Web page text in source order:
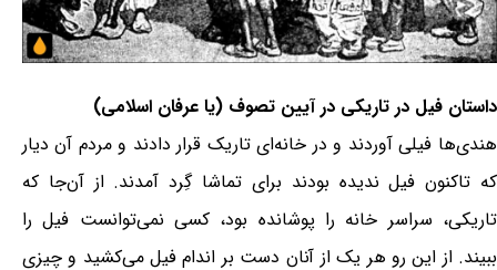
داستان فیل در تاریکی در آیین تصوف (یا عرفان اسلامی)
هندی‌ها فیلی آوردند و در خانه‌ای تاریک قرار دادند و مردم آن دیار
که تاکنون فیل ندیده بودند برای تماشا گِرد آمدند. از آن‌جا که
تاریکی، سراسر خانه را پوشانده بود، کسی نمی‌توانست فیل را
ببیند. از این رو هر یک از آنان دست بر اندام فیل می‌کشید و چیزی